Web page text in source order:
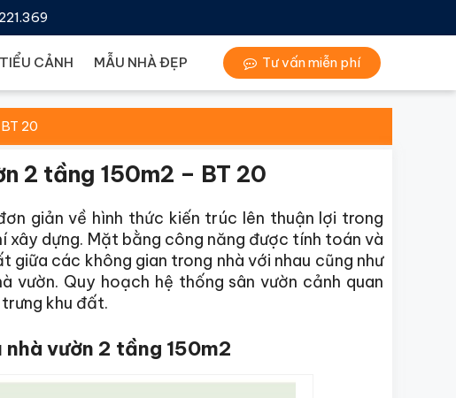
CẢNH MẪU NHÀ ĐẸP Tư vấn miễn phí
20
2 tầng 150m2 – BT 20
giản về hình thức kiến trúc lên thuận lợi trong
xây dựng. Mặt bằng công năng được tính toán và
các không gian trong nhà với nhau cũng như
vườn. Quy hoạch hệ thống sân vườn cảnh quan
khu đất.
vườn 2 tầng 150m2